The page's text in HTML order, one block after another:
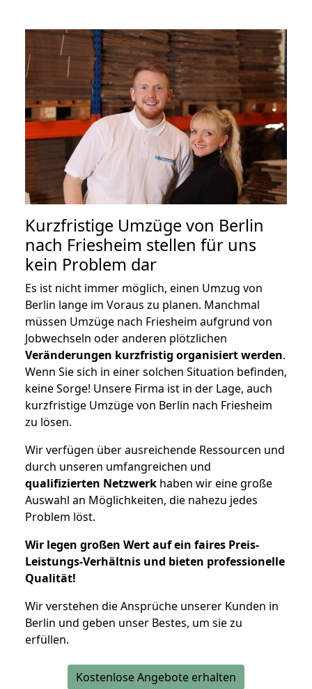
Kurzfristige Umzüge von Berlin
nach Friesheim stellen für uns
kein Problem dar
Es ist nicht immer möglich, einen Umzug von
Berlin lange im Voraus zu planen. Manchmal
müssen Umzüge nach Friesheim aufgrund von
Jobwechseln oder anderen plötzlichen
Veränderungen kurzfristig organisiert werden.
Wenn Sie sich in einer solchen Situation befinden,
keine Sorge! Unsere Firma ist in der Lage, auch
kurzfristige Umzüge von Berlin nach Friesheim
zu lösen.
Wir verfügen über ausreichende Ressourcen und
durch unseren umfangreichen und
qualifizierten Netzwerk haben wir eine große
Auswahl an Möglichkeiten, die nahezu jedes
Problem löst.
Wir legen großen Wert auf ein faires Preis-
Leistungs-Verhältnis und bieten professionelle
Qualität!
Wir verstehen die Ansprüche unserer Kunden in
Berlin und geben unser Bestes, um sie zu
erfüllen.
Kostenlose Angebote erhalten